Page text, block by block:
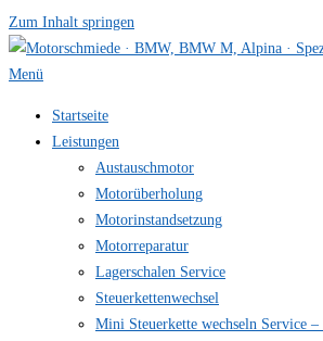
Zum Inhalt springen
Menü
Startseite
Leistungen
Austauschmotor
Motorüberholung
Motorinstandsetzung
Motorreparatur
Lagerschalen Service
Steuerkettenwechsel
Mini Steuer­kette wechseln Service